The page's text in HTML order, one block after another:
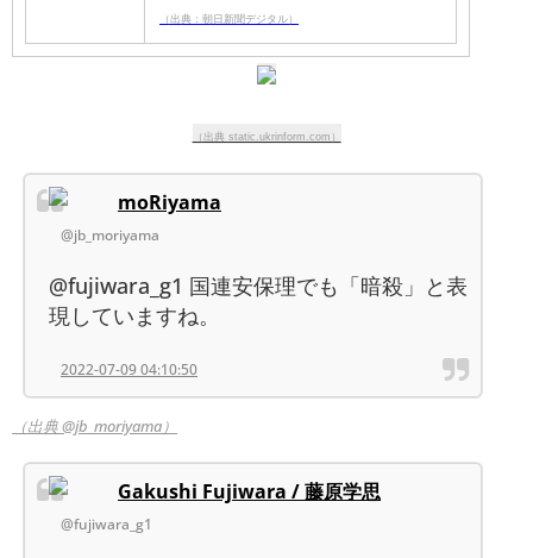
（出典：朝日新聞デジタル）
（出典 static.ukrinform.com）
moRiyama
@jb_moriyama
@fujiwara_g1 国連安保理でも「暗殺」と表
現していますね。
2022-07-09 04:10:50
（出典 @jb_moriyama）
Gakushi Fujiwara / 藤原学思
@fujiwara_g1